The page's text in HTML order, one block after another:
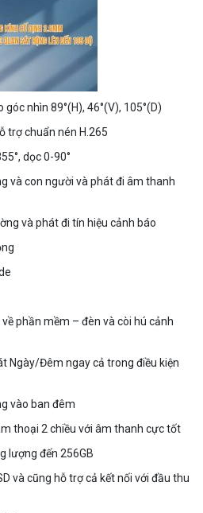
nhìn 89°(H), 46°(V), 105°(D)
trợ chuẩn nén H.265
dọc 0-90°
và con người và phát đi âm thanh
và phát đi tín hiệu cảnh báo
phần mềm – đèn và còi hú cảnh
Ngày/Đêm ngay cả trong điều kiện
vào ban đêm
thoại 2 chiều với âm thanh cực tốt
lượng đến 256GB
và cũng hỗ trợ cả kết nối với đầu thu
hợp camera quan sát Akiko
SSO100C
NGAY